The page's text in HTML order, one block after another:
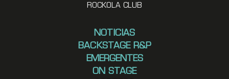
ROCKOLA CLUB
NOTICIAS
BACKSTAGE R&P
EMERGENTES
ON STAGE